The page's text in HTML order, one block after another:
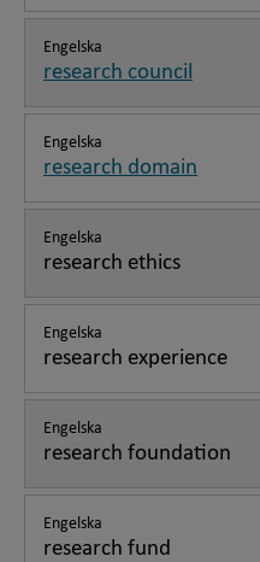
Engelska
research council
Engelska
research domain
Engelska
research ethics
Engelska
research experience
Engelska
research foundation
Engelska
research fund